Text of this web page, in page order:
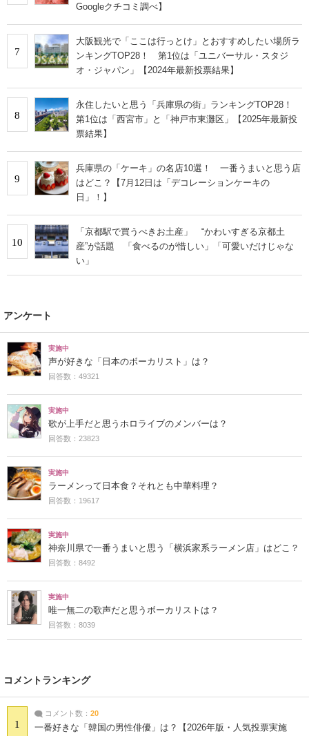
Googleクチコミ調べ】
7
大阪観光で「ここは行っとけ」とおすすめしたい場所ラ
ンキングTOP28！ 第1位は「ユニバーサル・スタジ
オ・ジャパン」【2024年最新投票結果】
8
永住したいと思う「兵庫県の街」ランキングTOP28！
第1位は「西宮市」と「神戸市東灘区」【2025年最新投
票結果】
9
兵庫県の「ケーキ」の名店10選！ 一番うまいと思う店
はどこ？【7月12日は「デコレーションケーキの
日」！】
10
「京都駅で買うべきお土産」 “かわいすぎる京都土
産”が話題 「食べるのが惜しい」「可愛いだけじゃな
い」
アンケート
実施中
声が好きな「日本のボーカリスト」は？
回答数：49321
実施中
歌が上手だと思うホロライブのメンバーは？
回答数：23823
実施中
ラーメンって日本食？それとも中華料理？
回答数：19617
実施中
神奈川県で一番うまいと思う「横浜家系ラーメン店」はどこ？
回答数：8492
実施中
唯一無二の歌声だと思うボーカリストは？
回答数：8039
コメントランキング
1
コメント数： 20
一番好きな「韓国の男性俳優」は？【2026年版・人気投票実施